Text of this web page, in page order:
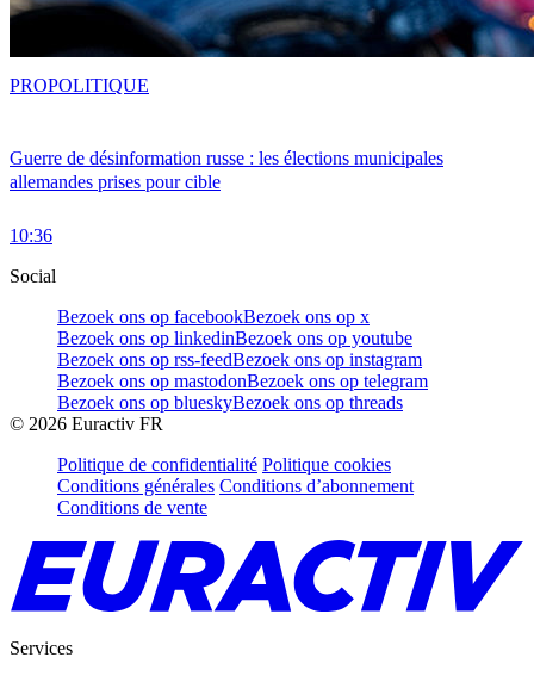
Guerre de désinformation russe : les élections municipales
allemandes prises pour cible
10:36
PROPOLITIQUE
Social
Bezoek ons op facebookBezoek ons op x
Bezoek ons op linkedinBezoek ons op youtube
Bezoek ons op rss-feedBezoek ons op instagram
Bezoek ons op mastodonBezoek ons op telegram
Bezoek ons op blueskyBezoek ons op threads
© 2026 Euractiv FR
Politique de confidentialité Politique cookies
Conditions générales Conditions d’abonnement
Conditions de vente
Services